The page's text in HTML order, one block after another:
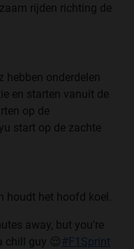
rijden richting de
hebben onderdelen
en starten vanuit de
op de
start op de zachte
het hoofd koel.
away, but you're
chill guy 😌#F1Sprint